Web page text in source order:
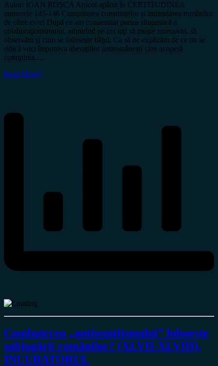
Autor: IOAN ROȘCA Articol apărut în CERTITUDINEA
numerele 145-146 Cumpărarea conștiințelor și intimidarea românilor
de către evrei După ce am consemnat partea slugarnică a
colaboraţionismului, admirînd pe cei iţiţi să muşte morcovul, să
observăm şi cum se foloseşte băţul. Ca să ne explicăm de ce nu se
ridică voci împotriva aberaţiilor antiromâneşti care acoperă
cotropirea,…
Read More
Combaterea „antisemitismului” foloseşte
subjugării românilor? (XLVII-XLVIII).
INCUBATORUL